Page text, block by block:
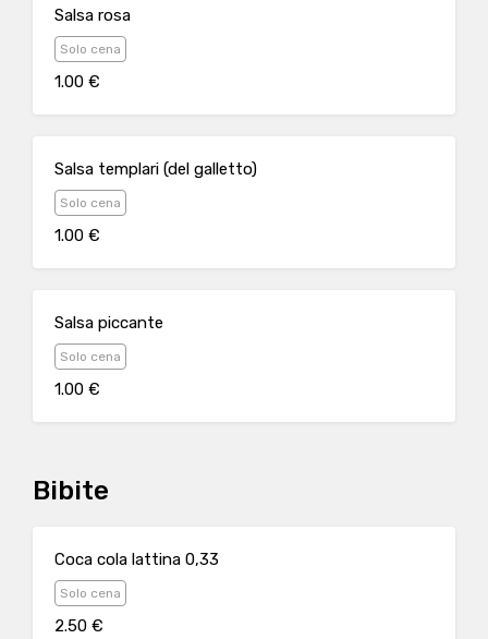
Salsa rosa
Solo cena
1.00 €
Salsa templari (del galletto)
Solo cena
1.00 €
Salsa piccante
Solo cena
1.00 €
Bibite
Coca cola lattina 0,33
Solo cena
2.50 €